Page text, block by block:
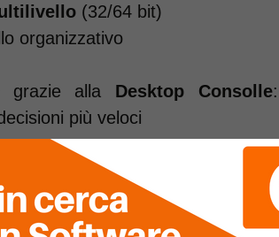
(32/64 bit)
organizzativo
grazie alla Desktop Consolle:
più veloci
dati